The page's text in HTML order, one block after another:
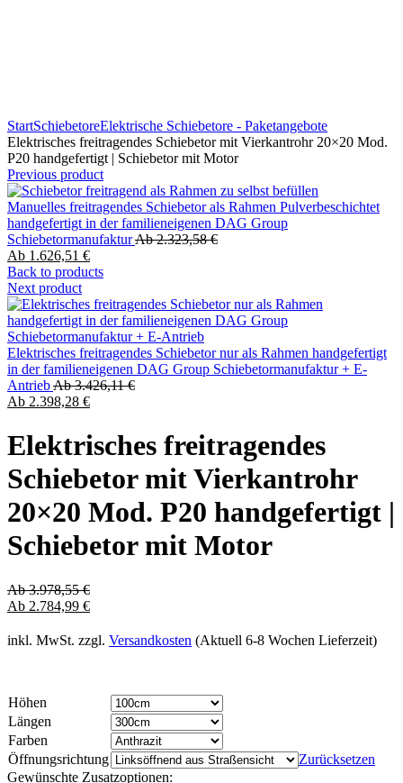
StartSchiebetoreElektrische Schiebetore - Paketangebote
Elektrisches freitragendes Schiebetor mit Vierkantrohr 20×20 Mod.
P20 handgefertigt | Schiebetor mit Motor
Previous product
Manuelles freitragendes Schiebetor als Rahmen Pulverbeschichtet
handgefertigt in der familieneigenen DAG Group
SchiebetormanufakturAb2.323,58€
Ab 1.626,51 €
Back to products
Next product
Elektrisches freitragendes Schiebetor nur als Rahmen handgefertigt
in der familieneigenen DAG Group Schiebetormanufaktur + E-
AntriebAb3.426,11€
Ab 2.398,28 €
Elektrisches freitragendes
Schiebetor mit Vierkantrohr
20×20 Mod. P20 handgefertigt |
Schiebetor mit Motor
Ab3.978,55€
Ab 2.784,99 €
inkl. MwSt. zzgl. Versandkosten (Aktuell 6-8 Wochen Lieferzeit)
Höhen
Längen
Farben
Öffnungsrichtung
Zurücksetzen
Gewünschte Zusatzoptionen: